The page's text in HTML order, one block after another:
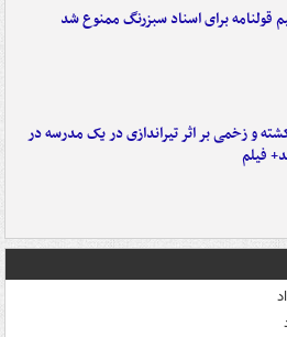
قولنامه برای اسناد سبزرنگ ممنوع شد
کشته و زخمی بر اثر تیراندازی در یک مدرسه در
فیلم